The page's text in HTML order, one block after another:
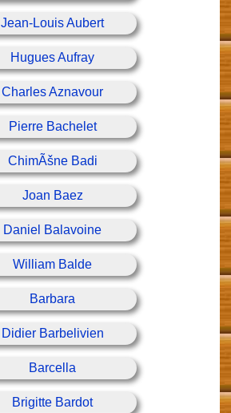
Jean-Louis Aubert
Hugues Aufray
Charles Aznavour
Pierre Bachelet
ChimÃšne Badi
Joan Baez
Daniel Balavoine
William Balde
Barbara
Didier Barbelivien
Barcella
Brigitte Bardot